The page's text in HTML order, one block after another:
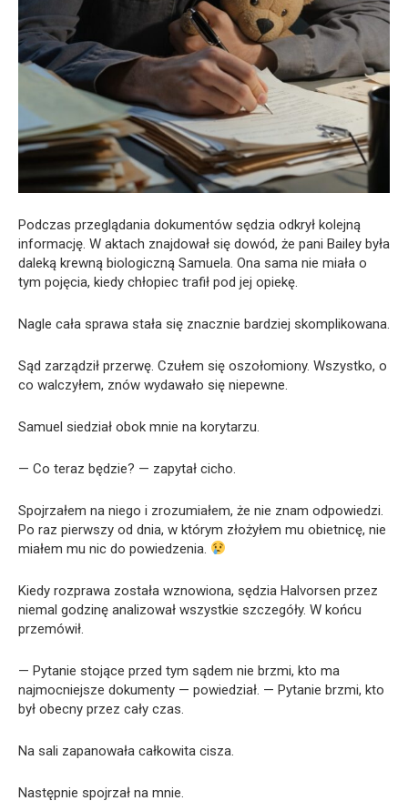
Podczas przeglądania dokumentów sędzia odkrył kolejną
informację. W aktach znajdował się dowód, że pani Bailey była
daleką krewną biologiczną Samuela. Ona sama nie miała o
tym pojęcia, kiedy chłopiec trafił pod jej opiekę.
Nagle cała sprawa stała się znacznie bardziej skomplikowana.
Sąd zarządził przerwę. Czułem się oszołomiony. Wszystko, o
co walczyłem, znów wydawało się niepewne.
Samuel siedział obok mnie na korytarzu.
— Co teraz będzie? — zapytał cicho.
Spojrzałem na niego i zrozumiałem, że nie znam odpowiedzi.
Po raz pierwszy od dnia, w którym złożyłem mu obietnicę, nie
miałem mu nic do powiedzenia.
Kiedy rozprawa została wznowiona, sędzia Halvorsen przez
niemal godzinę analizował wszystkie szczegóły. W końcu
przemówił.
— Pytanie stojące przed tym sądem nie brzmi, kto ma
najmocniejsze dokumenty — powiedział. — Pytanie brzmi, kto
był obecny przez cały czas.
Na sali zapanowała całkowita cisza.
Następnie spojrzał na mnie.